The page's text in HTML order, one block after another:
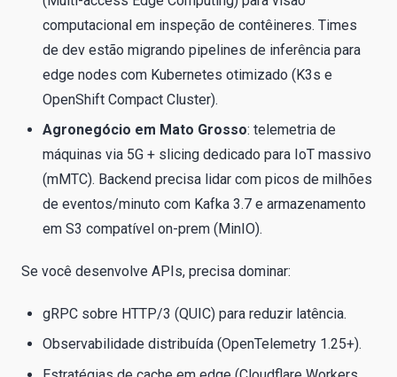
computacional em inspeção de contêineres. Times
de dev estão migrando pipelines de inferência para
edge nodes com Kubernetes otimizado (K3s e
OpenShift Compact Cluster).
Agronegócio em Mato Grosso: telemetria de
máquinas via 5G + slicing dedicado para IoT massivo
(mMTC). Backend precisa lidar com picos de milhões
de eventos/minuto com Kafka 3.7 e armazenamento
em S3 compatível on-prem (MinIO).
Se você desenvolve APIs, precisa dominar:
gRPC sobre HTTP/3 (QUIC) para reduzir latência.
Observabilidade distribuída (OpenTelemetry 1.25+).